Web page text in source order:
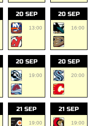
20 SEP
13:00
20 SEP
16:00
20 SEP
19:00
20 SEP
20:00
21 SEP
19:00
21 SEP
19:00